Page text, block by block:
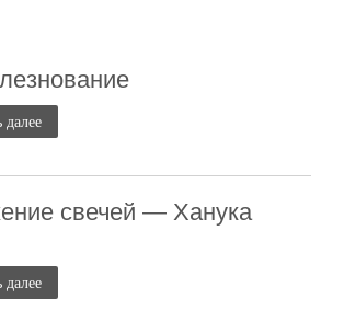
далее
свечей — Ханука
далее